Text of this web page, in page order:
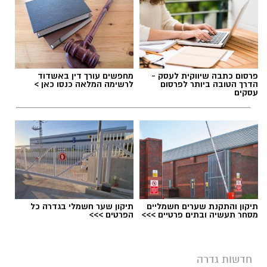
תגים:מועצה מקומית גדרה,
הדחת מבקר המועצה
המקומית גדרה
בניין המועצה המקומית גדרה
פרסום כתבה שיווקית לעסק -
הדרך הטובה ביותר לפרסום
עסקים
מחפשים עורך דין באשדוד
לרשימה המלאה כנסו כאן >
תיקון והתקנת שערים חשמליים
מסחר תעשיה ובתים פרטיים >>>
תיקון שער חשמלי בגדרה כל
הפרטים >>>
חדשות גדרה